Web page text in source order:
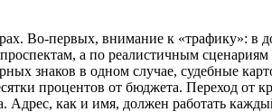
Во‑первых, внимание к «трафику»:
а по реалистичным
знаков в одном случае, судебные
процентов от бюджета. Переход
как и имя, должен работать